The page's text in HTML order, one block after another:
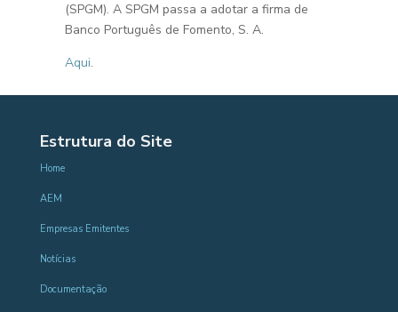
(SPGM). A SPGM passa a adotar a firma de
Banco Português de Fomento, S. A.
Aqui.
Estrutura do Site
Home
AEM
Empresas Emitentes
Notícias
Documentação